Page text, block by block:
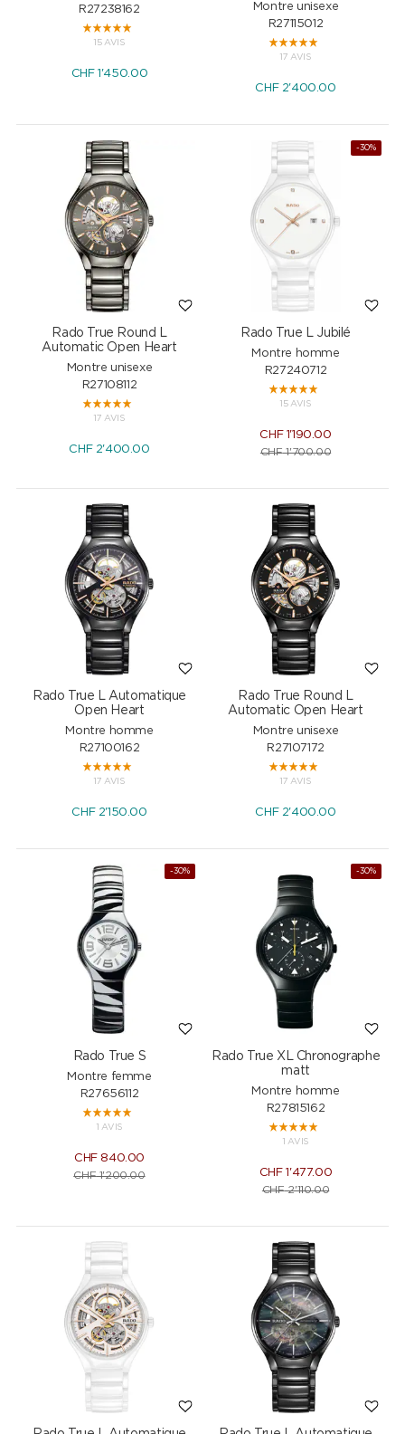
R27238162
15 AVIS
CHF 1'450.00
Montre unisexe
R27115012
17 AVIS
CHF 2'400.00
Rado True Round L
Automatic Open Heart
Montre unisexe
R27108112
17 AVIS
CHF2'400.00
-30%
Rado True L Jubilé
Montre homme
R27240712
15 AVIS
CHF1'190.00
CHF1'700.00
Rado True L Automatique
Open Heart
Montre homme
R27100162
17 AVIS
CHF2'150.00
Rado True Round L
Automatic Open Heart
Montre unisexe
R27107172
17 AVIS
CHF2'400.00
-30%
Rado True S
Montre femme
R27656112
1 AVIS
CHF840.00
CHF1'200.00
-30%
Rado True XL Chronographe
matt
Montre homme
R27815162
1 AVIS
CHF1'477.00
CHF2'110.00